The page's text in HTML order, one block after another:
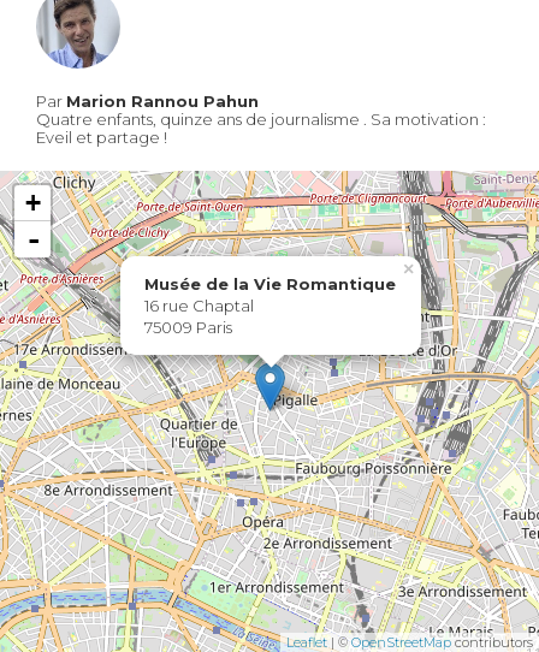
Par Marion Rannou Pahun
Quatre enfants, quinze ans de journalisme . Sa motivation :
Eveil et partage !
×
Musée de la Vie Romantique
16 rue Chaptal
75009 Paris
+
-
Leaflet | ©OpenStreetMapcontributors